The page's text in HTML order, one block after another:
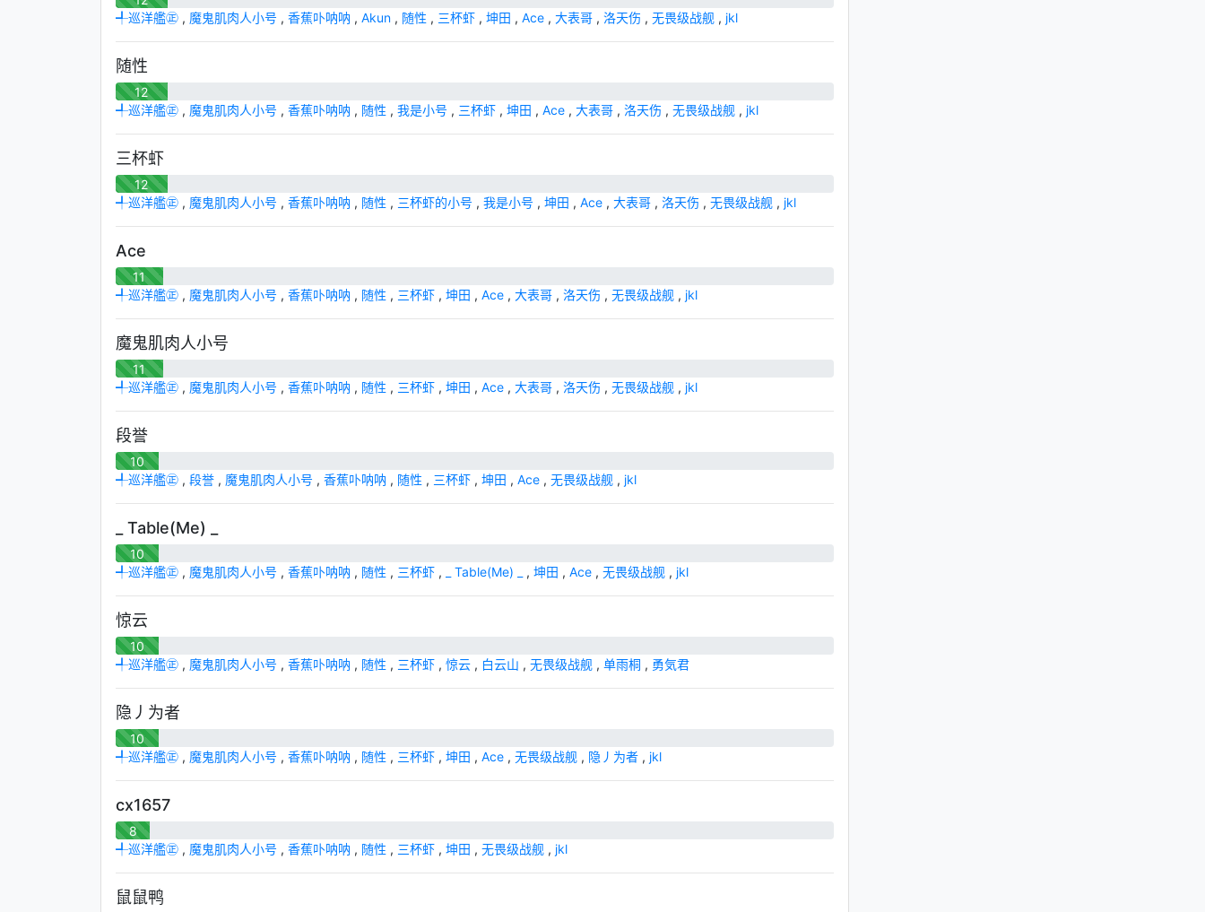
╃巡洋艦㊣ , 魔鬼肌肉人小号 , 香蕉卟呐呐 , Akun , 随性 , 三杯虾 , 坤田 , Ace , 大表哥 , 洛天伤 , 无畏级战舰 , jkl
随性
12
╃巡洋艦㊣ , 魔鬼肌肉人小号 , 香蕉卟呐呐 , 随性 , 我是小号 , 三杯虾 , 坤田 , Ace , 大表哥 , 洛天伤 , 无畏级战舰 , jkl
三杯虾
12
╃巡洋艦㊣ , 魔鬼肌肉人小号 , 香蕉卟呐呐 , 随性 , 三杯虾的小号 , 我是小号 , 坤田 , Ace , 大表哥 , 洛天伤 , 无畏级战舰 , jkl
Ace
11
╃巡洋艦㊣ , 魔鬼肌肉人小号 , 香蕉卟呐呐 , 随性 , 三杯虾 , 坤田 , Ace , 大表哥 , 洛天伤 , 无畏级战舰 , jkl
魔鬼肌肉人小号
11
╃巡洋艦㊣ , 魔鬼肌肉人小号 , 香蕉卟呐呐 , 随性 , 三杯虾 , 坤田 , Ace , 大表哥 , 洛天伤 , 无畏级战舰 , jkl
段誉
10
╃巡洋艦㊣ , 段誉 , 魔鬼肌肉人小号 , 香蕉卟呐呐 , 随性 , 三杯虾 , 坤田 , Ace , 无畏级战舰 , jkl
_ Table(Me) _
10
╃巡洋艦㊣ , 魔鬼肌肉人小号 , 香蕉卟呐呐 , 随性 , 三杯虾 , _ Table(Me) _ , 坤田 , Ace , 无畏级战舰 , jkl
惊云
10
╃巡洋艦㊣ , 魔鬼肌肉人小号 , 香蕉卟呐呐 , 随性 , 三杯虾 , 惊云 , 白云山 , 无畏级战舰 , 单雨桐 , 勇気君
隐丿为者
10
╃巡洋艦㊣ , 魔鬼肌肉人小号 , 香蕉卟呐呐 , 随性 , 三杯虾 , 坤田 , Ace , 无畏级战舰 , 隐丿为者 , jkl
cx1657
8
╃巡洋艦㊣ , 魔鬼肌肉人小号 , 香蕉卟呐呐 , 随性 , 三杯虾 , 坤田 , 无畏级战舰 , jkl
鼠鼠鸭